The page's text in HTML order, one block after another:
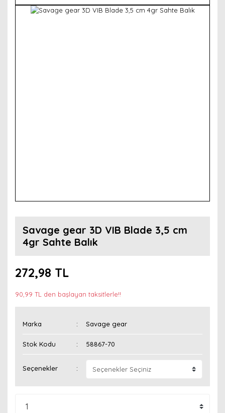
Savage gear 3D VIB Blade 3,5 cm
4gr Sahte Balık
272,98 TL
90,99 TL den başlayan taksitlerle!!
Marka Savage gear
Stok Kodu 58867-70
Seçenekler